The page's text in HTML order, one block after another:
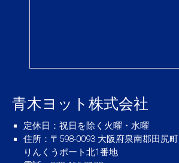
青木ヨット株式会社
定休日 ：祝日を除く火曜・水曜
住所 ：〒598-0093 大阪府泉南郡田尻町
りんくうポート北1番地